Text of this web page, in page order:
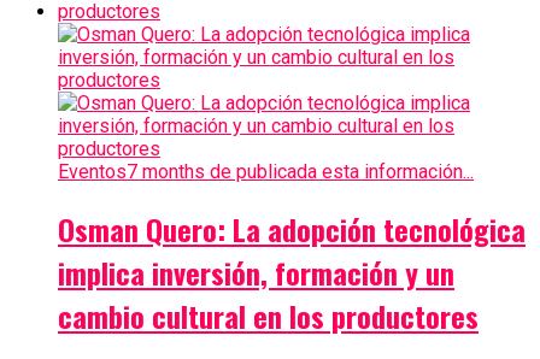
Eventos7 months de publicada esta información...
Osman Quero: La adopción tecnológica
implica inversión, formación y un
cambio cultural en los productores